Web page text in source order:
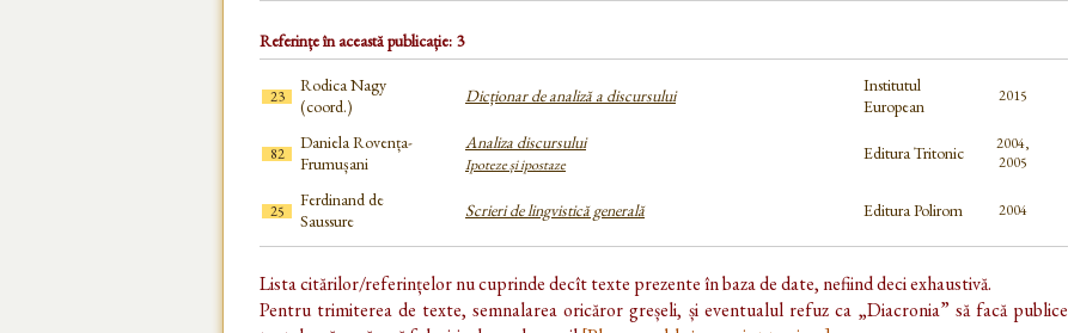
Referințe în această publicație: 3
23
Rodica Nagy
(coord.)
Dicționar de analiză a discursului
Institutul
European
2015
82
Daniela Rovența-
Frumușani
Analiza discursului
Ipoteze și ipostaze
Editura Tritonic
2004,
2005
25
Ferdinand de
Saussure
Scrieri de lingvistică generală Editura Polirom 2004
Lista citărilor/referințelor nu cuprinde decît texte prezente în baza de date, nefiind deci exhaustivă.
Pentru trimiterea de texte, semnalarea oricăror greșeli, și eventualul refuz ca „Diacronia” să facă publice